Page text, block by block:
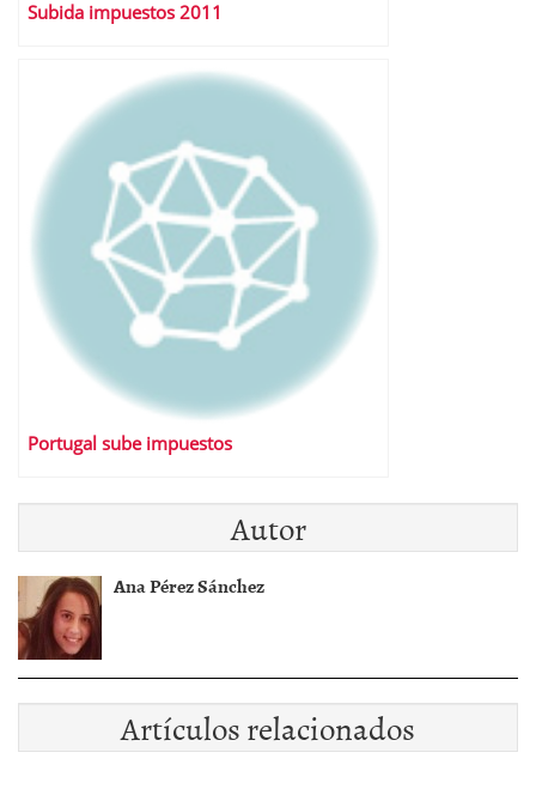
Subida impuestos 2011
Portugal sube impuestos
Autor
Ana Pérez Sánchez
Artículos relacionados